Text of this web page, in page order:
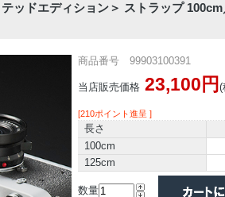
ッドエディション＞ ストラップ
商品番号 99903100391
当店販売価格 23,100円(
[210ポイント進呈 ]
長さ
100cm
125cm
数量